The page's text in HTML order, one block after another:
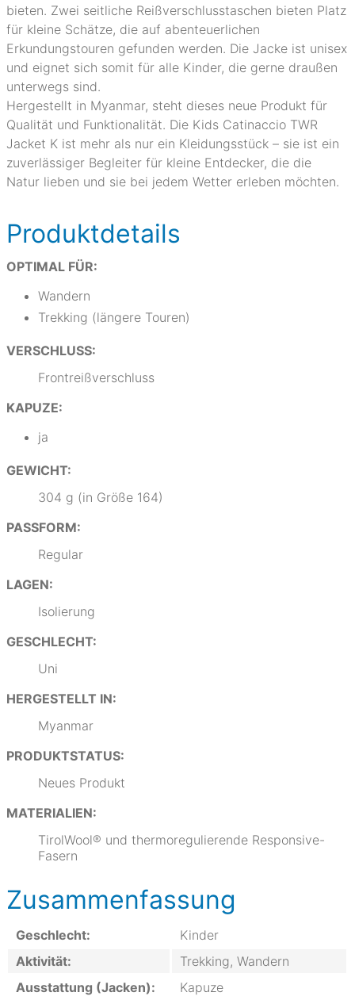
bieten. Zwei seitliche Reißverschlusstaschen bieten Platz
für kleine Schätze, die auf abenteuerlichen
Erkundungstouren gefunden werden. Die Jacke ist unisex
und eignet sich somit für alle Kinder, die gerne draußen
unterwegs sind.
Hergestellt in Myanmar, steht dieses neue Produkt für
Qualität und Funktionalität. Die Kids Catinaccio TWR
Jacket K ist mehr als nur ein Kleidungsstück – sie ist ein
zuverlässiger Begleiter für kleine Entdecker, die die
Natur lieben und sie bei jedem Wetter erleben möchten.
Produktdetails
OPTIMAL FÜR:
Wandern
Trekking (längere Touren)
VERSCHLUSS:
Frontreißverschluss
KAPUZE:
ja
GEWICHT:
304 g (in Größe 164)
PASSFORM:
Regular
LAGEN:
Isolierung
GESCHLECHT:
Uni
HERGESTELLT IN:
Myanmar
PRODUKTSTATUS:
Neues Produkt
MATERIALIEN:
TirolWool® und thermoregulierende Responsive-
Fasern
Zusammenfassung
Geschlecht:
Kinder
Aktivität:
Trekking, Wandern
Ausstattung (Jacken):
Kapuze